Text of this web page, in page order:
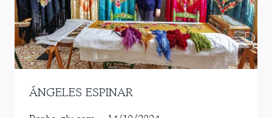
ÁNGELES ESPINAR